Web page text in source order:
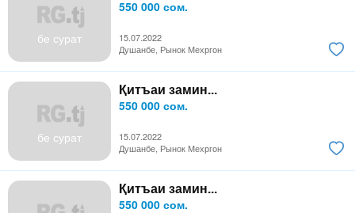
бе сурат
550 000 сом.
15.07.2022
Душанбе, Рынок Мехргон
бе сурат
Қитъаи замин...
550 000 сом.
15.07.2022
Душанбе, Рынок Мехргон
Қитъаи замин...
550 000 сом.